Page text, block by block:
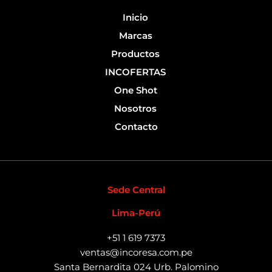
f
Inicio
Marcas
Productos
INCOFERTAS
One Shot
Nosotros
Contacto
Sede Central
Lima-Perú
+51 1 619 7373
ventas@incoresa.com.pe
Santa Bernardita 024 Urb. Palomino